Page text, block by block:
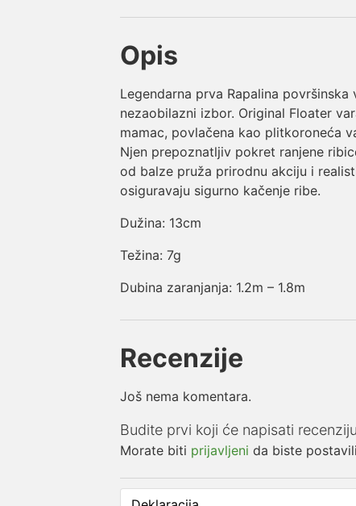
Opis
Legendarna prva Rapalina
nezaobilazni izbor. Original Floater
mamac, povlačena kao plitkoroneća
Njen prepoznatljiv pokret ranjene
od balze pruža prirodnu akciju i
osiguravaju sigurno kačenje ribe.
Dužina: 13cm
Težina: 7g
Dubina zaranjanja: 1.2m – 1.8m
Recenzije
Još nema komentara.
Budite prvi koji će napisati recenziju
Morate biti prijavljeni da biste